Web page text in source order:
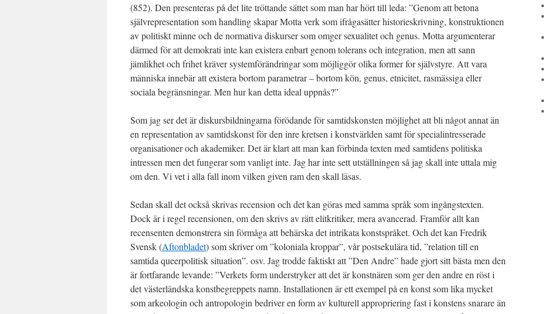
(852). Den presenteras på det lite tröttande sättet som man har hört till leda: ”Genom att betona
självrepresentation som handling skapar Motta verk som ifrågasätter historieskrivning, konstruktionen
av politiskt minne och de normativa diskurser som omger sexualitet och genus. Motta argumenterar
därmed för att demokrati inte kan existera enbart genom tolerans och integration, men att sann
jämlikhet och frihet kräver systemförändringar som möjliggör olika former for självstyre. Att vara
människa innebär att existera bortom parametrar – bortom kön, genus, etnicitet, rasmässiga eller
sociala begränsningar. Men hur kan detta ideal uppnås?”
Som jag ser det är diskursbildningarna förödande för samtidskonsten möjlighet att bli något annat än
en representation av samtidskonst för den inre kretsen i konstvärlden samt för specialintresserade
organisationer och akademiker. Det är klart att man kan förbinda texten med samtidens politiska
intressen men det fungerar som vanligt inte. Jag har inte sett utställningen så jag skall inte uttala mig
om den. Vi vet i alla fall inom vilken given ram den skall läsas.
Sedan skall det också skrivas recension och det kan göras med samma språk som ingångstexten.
Dock är i regel recensionen, om den skrivs av rätt elitkritiker, mera avancerad. Framför allt kan
recensenten demonstrera sin förmåga att behärska det intrikata konstspråket. Och det kan Fredrik
Svensk (Aftonbladet) som skriver om ”koloniala kroppar”, vår postsekulära tid, ”relation till en
samtida queerpolitisk situation”. osv. Jag trodde faktiskt att ”Den Andre” hade gjort sitt bästa men den
är fortfarande levande: ”Verkets form understryker att det är konstnären som ger den andre en röst i
det västerländska konstbegreppets namn. Installationen är ett exempel på en konst som lika mycket
som arkeologin och antropologin bedriver en form av kulturell appropriering fast i konstens snarare än